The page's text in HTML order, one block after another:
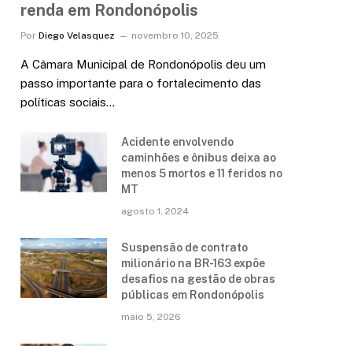
renda em Rondonópolis
Por Diego Velasquez novembro 10, 2025
A Câmara Municipal de Rondonópolis deu um
passo importante para o fortalecimento das
políticas sociais…
Acidente envolvendo
caminhões e ônibus deixa ao
menos 5 mortos e 11 feridos no
MT
agosto 1, 2024
Suspensão de contrato
milionário na BR-163 expõe
desafios na gestão de obras
públicas em Rondonópolis
maio 5, 2026